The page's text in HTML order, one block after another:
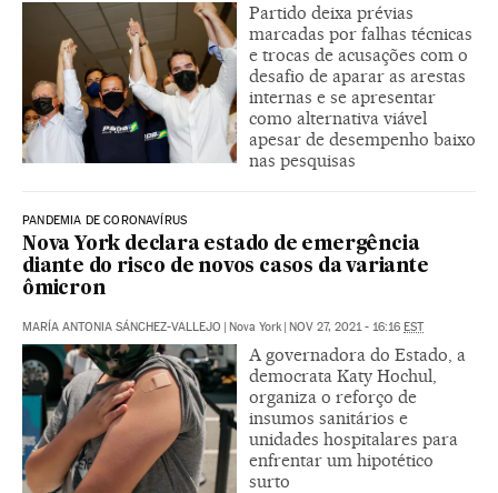
Partido deixa prévias
marcadas por falhas técnicas
e trocas de acusações com o
desafio de aparar as arestas
internas e se apresentar
como alternativa viável
apesar de desempenho baixo
nas pesquisas
PANDEMIA DE CORONAVÍRUS
Nova York declara estado de emergência
diante do risco de novos casos da variante
ômicron
MARÍA ANTONIA SÁNCHEZ-VALLEJO | Nova York | NOV 27, 2021 - 16:16 EST
A governadora do Estado, a
democrata Katy Hochul,
organiza o reforço de
insumos sanitários e
unidades hospitalares para
enfrentar um hipotético
surto